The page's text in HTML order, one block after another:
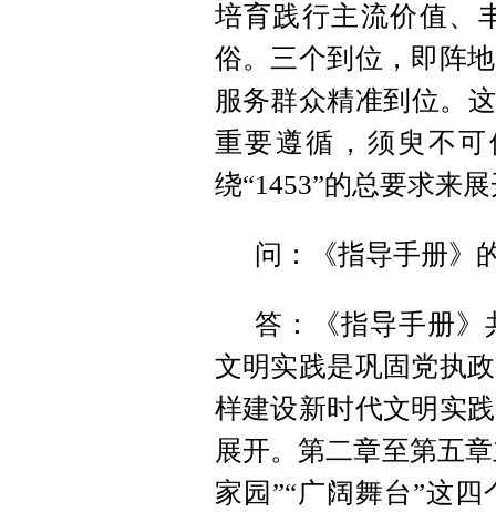
培育践行主流价值、
俗。三个到位，即阵
服务群众精准到位。
重要遵循，须臾不
绕“1453”的总要求来
问：《指导手册》
答：《指导手册
文明实践是巩固党执
样建设新时代文明实
展开。第二章至第五
家园”“广阔舞台”这